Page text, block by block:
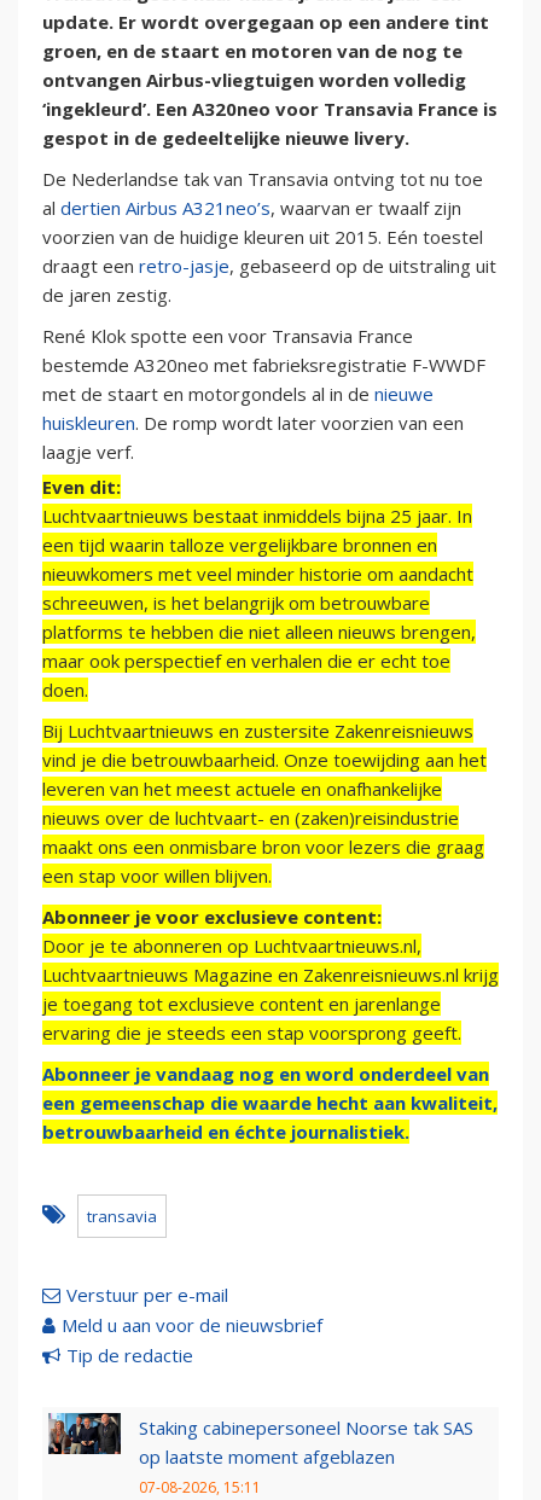
update. Er wordt overgegaan op een andere tint
groen, en de staart en motoren van de nog te
ontvangen Airbus-vliegtuigen worden volledig
‘ingekleurd’. Een A320neo voor Transavia France is
gespot in de gedeeltelijke nieuwe livery.
De Nederlandse tak van Transavia ontving tot nu toe
al dertien Airbus A321neo’s, waarvan er twaalf zijn
voorzien van de huidige kleuren uit 2015. Eén toestel
draagt een retro-jasje, gebaseerd op de uitstraling uit
de jaren zestig.
René Klok spotte een voor Transavia France
bestemde A320neo met fabrieksregistratie F-WWDF
met de staart en motorgondels al in de nieuwe
huiskleuren. De romp wordt later voorzien van een
laagje verf.
Even dit:
Luchtvaartnieuws bestaat inmiddels bijna 25 jaar. In
een tijd waarin talloze vergelijkbare bronnen en
nieuwkomers met veel minder historie om aandacht
schreeuwen, is het belangrijk om betrouwbare
platforms te hebben die niet alleen nieuws brengen,
maar ook perspectief en verhalen die er echt toe
doen.
Bij Luchtvaartnieuws en zustersite Zakenreisnieuws
vind je die betrouwbaarheid. Onze toewijding aan het
leveren van het meest actuele en onafhankelijke
nieuws over de luchtvaart- en (zaken)reisindustrie
maakt ons een onmisbare bron voor lezers die graag
een stap voor willen blijven.
Abonneer je voor exclusieve content:
Door je te abonneren op Luchtvaartnieuws.nl,
Luchtvaartnieuws Magazine en Zakenreisnieuws.nl krijg
je toegang tot exclusieve content en jarenlange
ervaring die je steeds een stap voorsprong geeft.
Abonneer je vandaag nog en word onderdeel van
een gemeenschap die waarde hecht aan kwaliteit,
betrouwbaarheid en échte journalistiek.
transavia
Verstuur per e-mail
Meld u aan voor de nieuwsbrief
Tip de redactie
Staking cabinepersoneel Noorse tak SAS
op laatste moment afgeblazen
07-08-2026, 15:11